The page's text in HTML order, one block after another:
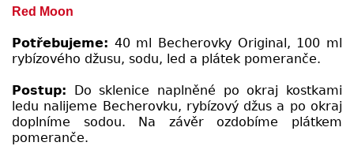
Red Moon
Potřebujeme: 40 ml Becherovky Original, 100 ml
rybízového džusu, sodu, led a plátek pomeranče.
Postup: Do sklenice naplněné po okraj kostkami
ledu nalijeme Becherovku, rybízový džus a po okraj
doplníme sodou. Na závěr ozdobíme plátkem
pomeranče.